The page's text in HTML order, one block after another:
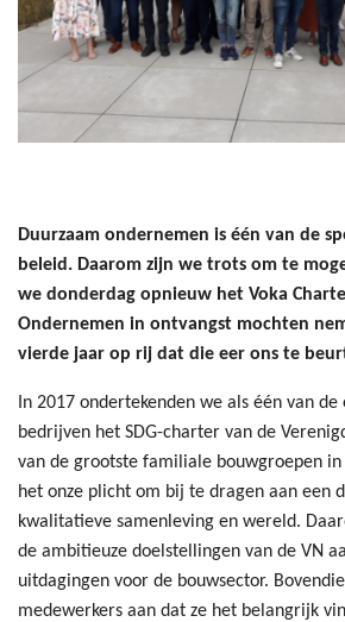
Duurzaam ondernemen is één van de
beleid. Daarom zijn we trots om te
we donderdag opnieuw het Voka
Ondernemen in ontvangst mochten
vierde jaar op rij dat die eer ons te
In 2017 ondertekenden we als één van
bedrijven het SDG-charter van de
van de grootste familiale bouwgroepen
het onze plicht om bij te dragen aan een
kwalitatieve samenleving en wereld.
de ambitieuze doelstellingen van de VN
uitdagingen voor de bouwsector.
medewerkers aan dat ze het belangrijk